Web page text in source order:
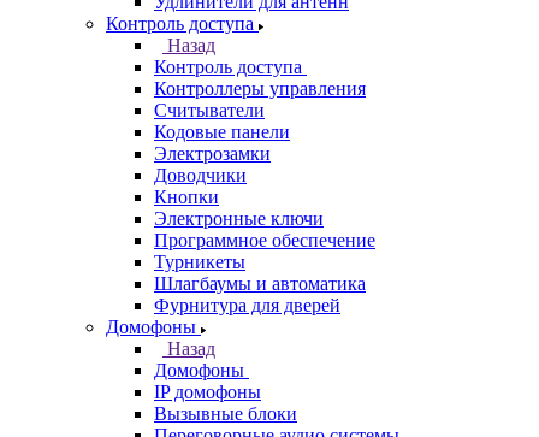
Контроль доступа
Назад
Контроль доступа
Контроллеры управления
Считыватели
Кодовые панели
Электрозамки
Доводчики
Кнопки
Электронные ключи
Программное обеспечение
Турникеты
Шлагбаумы и автоматика
Фурнитура для дверей
Домофоны
Назад
Домофоны
IP домофоны
Вызывные блоки